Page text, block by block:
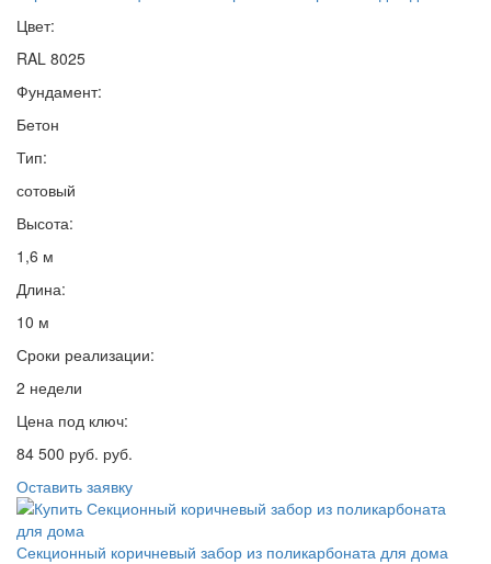
Цвет:
RAL 8025
Фундамент:
Бетон
Тип:
сотовый
Высота:
1,6 м
Длина:
10 м
Сроки реализации:
2 недели
Цена под ключ:
84 500 руб. руб.
Оставить заявку
Секционный коричневый забор из поликарбоната для дома